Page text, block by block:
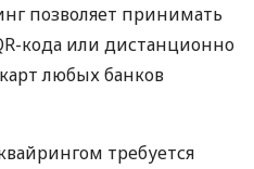
позволяет принимать
кода или дистанционно
любых банков
требуется